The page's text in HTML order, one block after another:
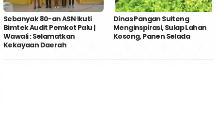
Sebanyak 80-an ASN Ikuti
Bimtek Audit Pemkot Palu |
Wawali : Selamatkan
Kekayaan Daerah
Dinas Pangan Sulteng
Menginspirasi, Sulap Lahan
Kosong, Panen Selada